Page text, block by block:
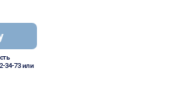
34-73или